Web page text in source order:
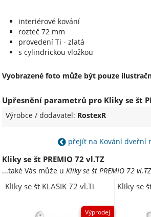
interiérové kování
rozteč 72 mm
provedení Ti - zlatá
s cylindrickou vložkou
Vyobrazené foto může být pouze
Upřesnění parametrů pro Kliky se št
Výrobce / dodavatel: RostexR
přejít na Kování dveřní
Kliky se št PREMIO 72 vl.TZ
...také Vás může u Kliky se št PREMIO 72 vl.TZ
Kliky se št KLASIK 72 vl.Ti
Výprodej
Kliky se